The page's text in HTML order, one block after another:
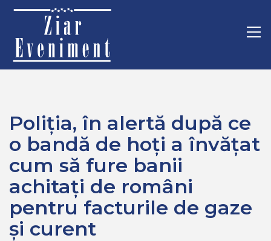
Recomandate
Poliția, în alertă după ce o bandă de hoți a învățat cum să
fure banii achitați de români pentru facturile de gaze și
curent
Poliția, în alertă după ce
o bandă de hoți a învățat
cum să fure banii
achitați de români
pentru facturile de gaze
și curent